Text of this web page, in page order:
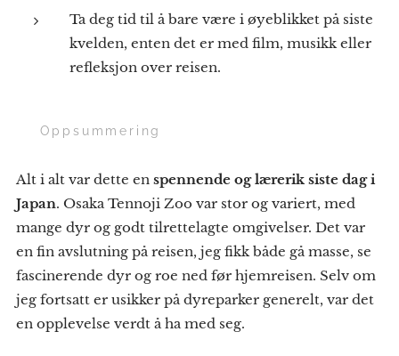
Ta deg tid til å bare være i øyeblikket på siste
kvelden, enten det er med film, musikk eller
refleksjon over reisen.
🌟 Oppsummering
Alt i alt var dette en spennende og lærerik siste dag i
Japan. Osaka Tennoji Zoo var stor og variert, med
mange dyr og godt tilrettelagte omgivelser. Det var
en fin avslutning på reisen, jeg fikk både gå masse, se
fascinerende dyr og roe ned før hjemreisen. Selv om
jeg fortsatt er usikker på dyreparker generelt, var det
en opplevelse verdt å ha med seg.